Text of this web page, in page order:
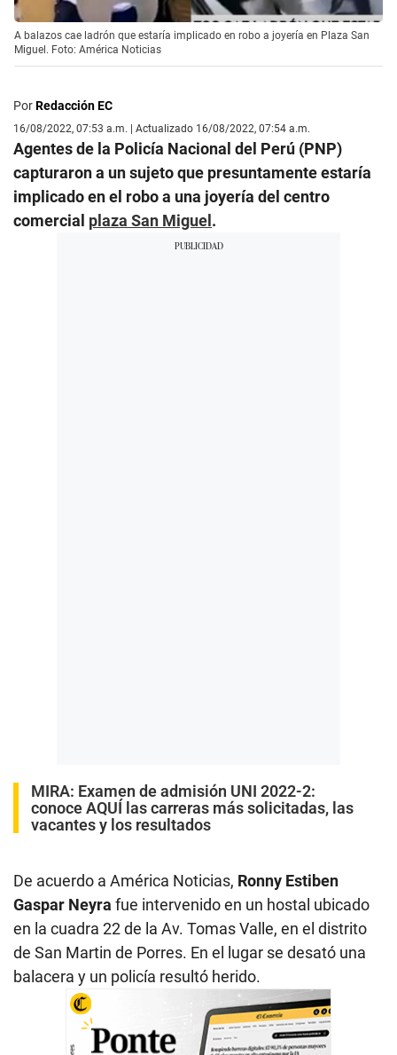
A balazos cae ladrón que estaría implicado en robo a joyería en Plaza San
Miguel. Foto: América Noticias
PorRedacción EC
16/08/2022, 07:53 a.m. | Actualizado 16/08/2022, 07:54 a.m.
Agentes de la Policía Nacional del Perú (PNP)
capturaron a un sujeto que presuntamente estaría
implicado en el robo a una joyería del centro
comercial plaza San Miguel .
MIRA: Examen de admisión UNI 2022-2:
conoce AQUÍ las carreras más solicitadas, las
vacantes y los resultados
De acuerdo a América Noticias, Ronny Estiben
Gaspar Neyra fue intervenido en un hostal ubicado
en la cuadra 22 de la Av. Tomas Valle, en el distrito
de San Martin de Porres. En el lugar se desató una
balacera y un policía resultó herido.